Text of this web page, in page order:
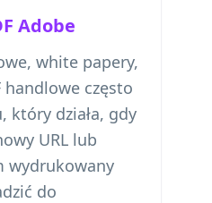
Adobe
white papery,
często
który działa, gdy
URL lub
wydrukowany
do